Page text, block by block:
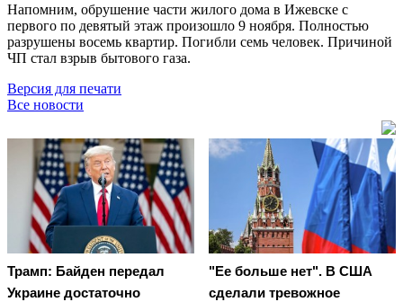
Напомним, обрушение части жилого дома в Ижевске с
первого по девятый этаж произошло 9 ноября. Полностью
разрушены восемь квартир. Погибли семь человек. Причиной
ЧП стал взрыв бытового газа.
Версия для печати
Все новости
Трамп: Байден передал
Украине достаточно
"Ее больше нет". В США
сделали тревожное